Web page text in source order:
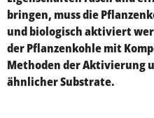
bringen, muss die
und biologisch aktiviert
der Pflanzenkohle mit
Methoden der Aktivierung
ähnlicher Substrate.